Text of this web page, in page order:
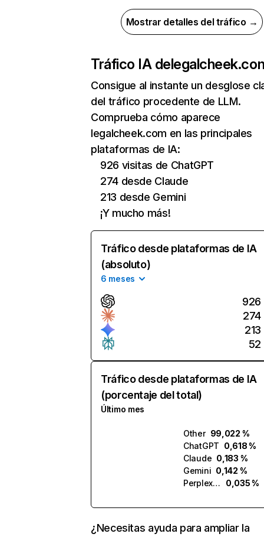
Mostrar detalles del tráfico →
Tráfico IA de
Consigue al instante un desglose
del tráfico procedente de LLM.
Comprueba cómo aparece
legalcheek.com en las principales
plataformas de IA:
926 visitas de ChatGPT
274 desde Claude
213 desde Gemini
¡Y mucho más!
Tráfico desde plataformas de IA
(absoluto)
6 meses
926
274
213
52
Tráfico desde plataformas de IA
(porcentaje del total)
Último mes
Other 99,022 %
ChatGPT 0,618 %
Claude 0,183 %
Gemini 0,142 %
Perplexity
0,035 %
¿Necesitas ayuda para ampliar la